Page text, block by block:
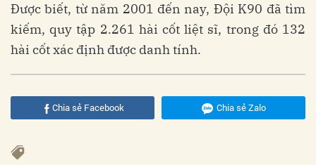
Được biết, từ năm 2001 đến nay, Đội K90 đã tìm
kiếm, quy tập 2.261 hài cốt liệt sĩ, trong đó 132
hài cốt xác định được danh tính.
Chia sẻ Facebook Chia sẻ Zalo